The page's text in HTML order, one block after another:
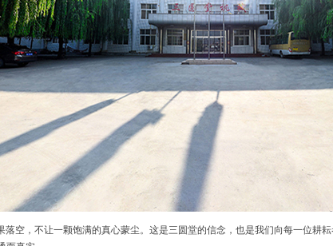
落空，不让一颗饱满的真心蒙尘。这是三圆堂的信念，也是我们向每一位耕